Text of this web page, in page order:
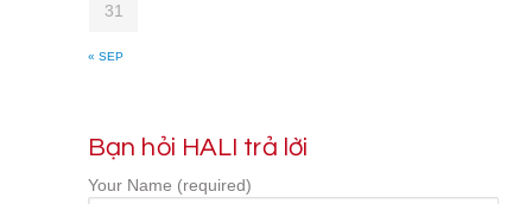
« SEP
31
Bạn hỏi HALI trả lời
Your Name (required)